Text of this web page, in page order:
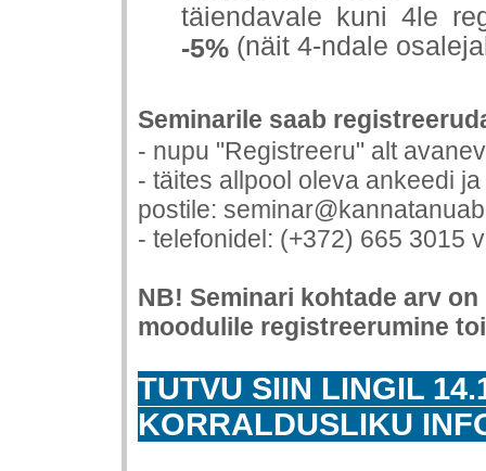
täiendavale kuni 4le
-5% (näit 4-ndale
Seminarile saab
- nupu "Registreeru" alt
- täites allpool oleva ankeedi
postile:
- telefonidel: (+372) 665 3015
NB! Seminari kohtade arv
moodulile registreerumine
TUTVU SIIN LINGIL
KORRALDUSLIKU